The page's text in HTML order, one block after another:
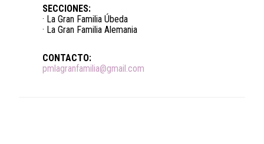
SECCIONES:
· La Gran Familia Úbeda
· La Gran Familia Alemania
CONTACTO:
pmlagranfamilia@gmail.com